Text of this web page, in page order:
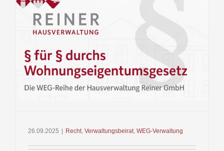
26.09.2025 Recht, Verwaltungsbeirat, WEG-Verwaltung